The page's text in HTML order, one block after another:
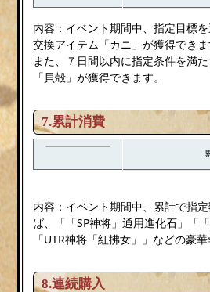
内容：イベント期間中、指定目標
交換アイテム「カニ」が獲得できま
また、７日間以内に指定条件を満
「貝殻」が獲得できます。
7.累計消費
内容：イベント期間中、累計で指
ば、「「SP神将」通用進化石」「
「UTR神将「紅拂女」」などの豪
8.連続購入